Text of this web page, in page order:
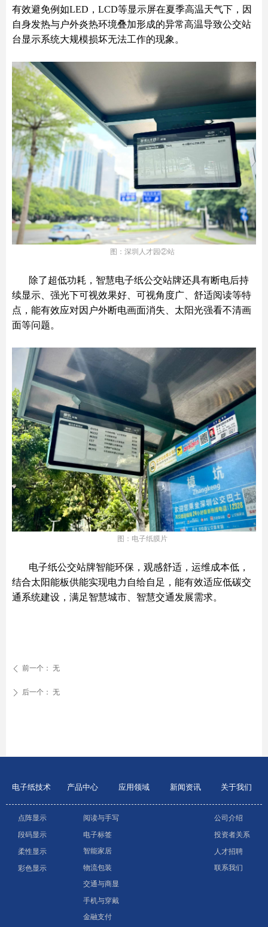
有效避免例如LED，LCD等显示屏在夏季高温天气下，因
自身发热与户外炎热环境叠加形成的异常高温导致公交站
台显示系统大规模损坏无法工作的现象。
图：深圳人才园②站
除了超低功耗，智慧电子纸公交站牌还具有断电后持
续显示、强光下可视效果好、可视角度广、舒适阅读等特
点，能有效应对因户外断电画面消失、太阳光强看不清画
面等问题。
图：电子纸膜片
电子纸公交站牌智能环保，观感舒适，运维成本低，
结合太阳能板供能实现电力自给自足，能有效适应低碳交
通系统建设，满足智慧城市、智慧交通发展需求。
ꄴ 前一个： 无
ꄲ 后一个： 无
电子纸技术 产品中心 应用领域 新闻资讯 关于我们
公司介绍
投资者关系
人才招聘
联系我们
点阵显示
段码显示
柔性显示
彩色显示
阅读与手写
电子标签
智能家居
物流包装
交通与商显
手机与穿戴
金融支付